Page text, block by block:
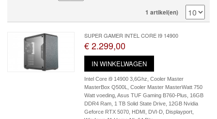
1 artikel(en)
SUPER GAMER INTEL CORE I9 14900
€ 2.299,00
IN WINKELWAGEN
Intel Core i9 14900 3,6Ghz, Cooler Master
MasterBox Q500L, Cooler Master MasterWatt 750
Watt voeding, Asus TUF Gaming B760-Plus, 16GB
DDR4 Ram, 1 TB Solid State Drive, 12GB Nvidia
Geforce RTX 5070, HDMI, DVI-D, Displayport,